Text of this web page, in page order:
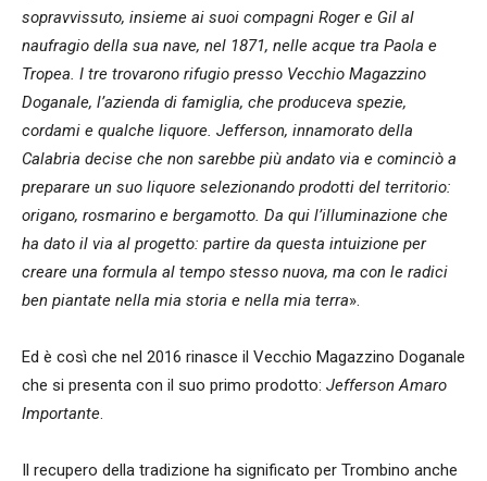
sopravvissuto, insieme ai suoi compagni Roger e Gil al
naufragio della sua nave, nel 1871, nelle acque tra Paola e
Tropea. I tre trovarono rifugio presso Vecchio Magazzino
Doganale, l’azienda di famiglia, che produceva spezie,
cordami e qualche liquore. Jefferson, innamorato della
Calabria decise che non sarebbe più andato via e cominciò a
preparare un suo liquore selezionando prodotti del territorio:
origano, rosmarino e bergamotto. Da qui l’illuminazione che
ha dato il via al progetto: partire da questa intuizione per
creare una formula al tempo stesso nuova, ma con le radici
ben piantate nella mia storia e nella mia terra».
Ed è così che nel 2016 rinasce il Vecchio Magazzino Doganale
che si presenta con il suo primo prodotto: Jefferson Amaro
Importante.
Il recupero della tradizione ha significato per Trombino anche